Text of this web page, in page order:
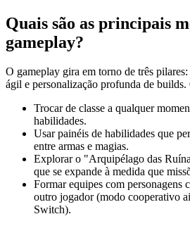
Quais são as principais
gameplay?
O gameplay gira em torno de três
ágil e personalização profunda de
Trocar de classe a qualquer
habilidades.
Usar painéis de habilidades que
entre armas e magias.
Explorar o "Arquipélago das
que se expande à medida que
Formar equipes com personagens
outro jogador (modo cooperativo
Switch).